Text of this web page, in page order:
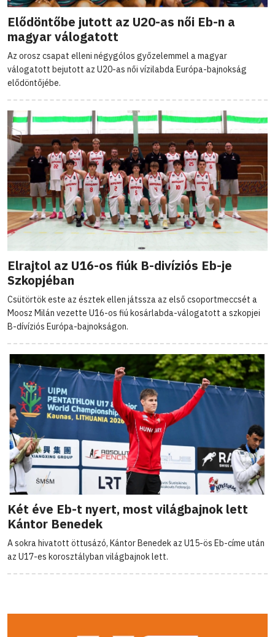
Elődöntőbe jutott az U20-as női Eb-n a
magyar válogatott
Az orosz csapat elleni négygólos győzelemmel a magyar
válogatott bejutott az U20-as női vízilabda Európa-bajnokság
elődöntőjébe.
Elrajtol az U16-os fiúk B-divíziós Eb-je
Szkopjéban
Csütörtök este az észtek ellen játssza az első csoportmeccsét a
Moosz Milán vezette U16-os fiú kosárlabda-válogatott a szkopjei
B-dívíziós Európa-bajnokságon.
Két éve Eb-t nyert, most világbajnok lett
Kántor Benedek
A sokra hivatott öttusázó, Kántor Benedek az U15-ös Eb-címe után
az U17-es korosztályban világbajnok lett.